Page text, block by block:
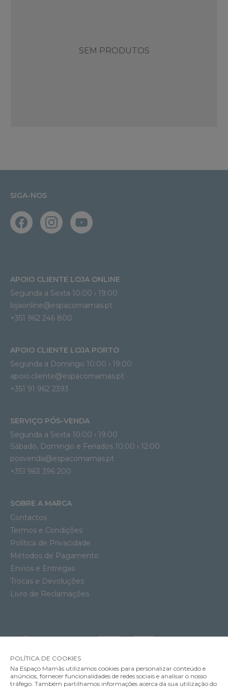
SEM PRODUTOS
SIGA-NOS
APOIO CLIENTE LOJA ONLINE
Segunda a Sexta 10:00 › 19:00
lojaonline@espacomamas.pt
+351 962 246 800
APOIO CLIENTE LOJA PORTO
Segunda a Domingo 10:00 › 19:00
apoio.cliente@espacomamas.pt
+351 91 962 2393
SERVIÇO PÓS-VENDA
Segunda a Sexta 10:00 › 19:00
Sábado, Domingo e Feriados 10:00 › 12:00
posvenda@espacomamas.pt
+351 963 396 200
SOBRE A MARCA
Contactos
Termos e Condições
Política de Privacidade
Métodos de Pagamento
Envios e Entregas
Trocas e Devoluções
Livro de Reclamações
POLÍTICA DE COOKIES
Na Espaço Mamãs utilizamos cookies para personalizar conteúdo e
anúncios, fornecer funcionalidades de redes sociais e analisar o nosso
tráfego. Também partilhamos informações acerca da sua utilização do